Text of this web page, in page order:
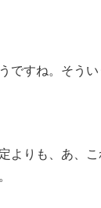
ですね。そうい
よりも、あ、こ